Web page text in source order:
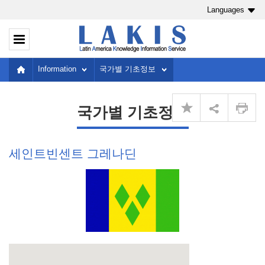
Languages
Information 국가별 기초정보
국가별 기초정보
세인트빈센트 그레나딘